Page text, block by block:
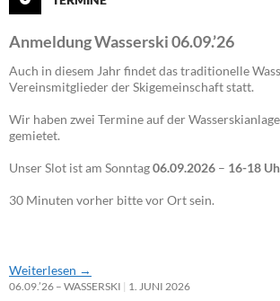
Anmeldung Wasserski 06.09.’26
Auch in diesem Jahr findet das traditionelle
Vereinsmitglieder der Skigemeinschaft statt.
Wir haben zwei Termine auf der
gemietet.
Unser Slot ist am Sonntag06.09.2026 – 16-18 Uh
30 Minuten vorher bitte vor Ort sein.
Weiterlesen →
06.09.’26 – WASSERSKI 1. JUNI 2026